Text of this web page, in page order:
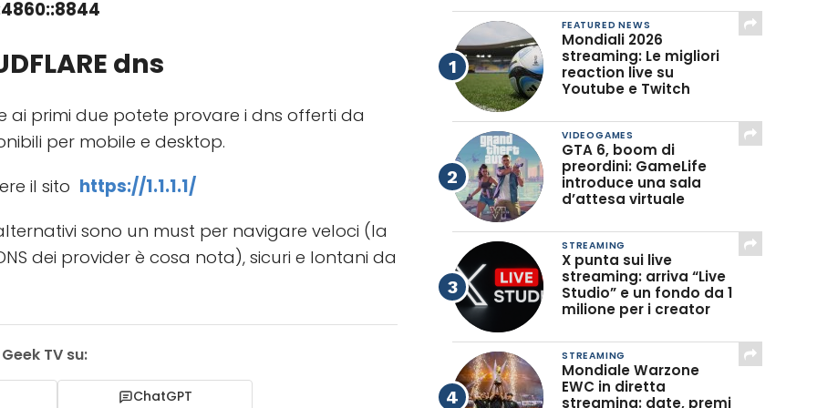
dns
ai primi due potete provare i dns offerti da
per mobile e desktop.
il sito https://1.1.1.1/
sono un must per navigare veloci (la
dei provider è cosa nota), sicuri e lontani da
TV su:
ChatGPT
FEATURED NEWS
Mondiali 2026
streaming: Le migliori
reaction live su
Youtube e Twitch
VIDEOGAMES
GTA 6, boom di
preordini: GameLife
introduce una sala
d’attesa virtuale
STREAMING
X punta sui live
streaming: arriva “Live
Studio” e un fondo da 1
milione per i creator
STREAMING
Mondiale Warzone
EWC in diretta
streaming: date, premi